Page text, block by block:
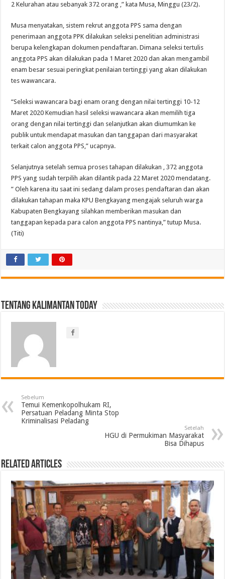
2 Kelurahan atau sebanyak 372 orang ,” kata Musa, Minggu (23/2).
Musa menyatakan, sistem rekrut anggota PPS sama dengan
penerimaan anggota PPK dilakukan seleksi penelitian administrasi
berupa kelengkapan dokumen pendaftaran. Dimana seleksi tertulis
anggota PPS akan dilakukan pada 1 Maret 2020 dan akan mengambil
enam besar sesuai peringkat penilaian tertinggi yang akan dilakukan
tes wawancara.
“Seleksi wawancara bagi enam orang dengan nilai tertinggi 10-12
Maret 2020 Kemudian hasil seleksi wawancara akan memilih tiga
orang dengan nilai tertinggi dan selanjutkan akan diumumkan ke
publik untuk mendapat masukan dan tanggapan dari masyarakat
terkait calon anggota PPS,” ucapnya.
Selanjutnya setelah semua proses tahapan dilakukan , 372 anggota
PPS yang sudah terpilih akan dilantik pada 22 Maret 2020 mendatang.
” Oleh karena itu saat ini sedang dalam proses pendaftaran dan akan
dilakukan tahapan maka KPU Bengkayang mengajak seluruh warga
Kabupaten Bengkayang silahkan memberikan masukan dan
tanggapan kepada para calon anggota PPS nantinya,” tutup Musa.
(Titi)
Tentang Kalimantan Today
Sebelum
Temui Kemenkopolhukam RI,
Persatuan Peladang Minta Stop
Kriminalisasi Peladang
Setelah
HGU di Permukiman Masyarakat
Bisa Dihapus
Related Articles